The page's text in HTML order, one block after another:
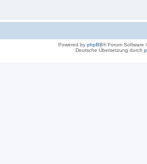
Powered by phpBB® Forum Software
Deutsche Übersetzung durch